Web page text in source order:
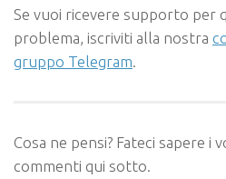
Se vuoi ricevere supporto per
problema, iscriviti alla nostra
gruppo Telegram.
Cosa ne pensi? Fateci sapere i
commenti qui sotto.